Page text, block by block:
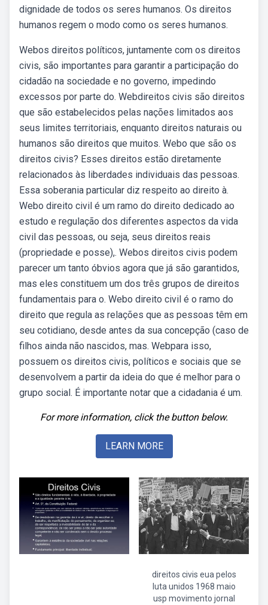
dignidade de todos os seres humanos. Os direitos
humanos regem o modo como os seres humanos.
Webos direitos políticos, juntamente com os direitos
civis, são importantes para garantir a participação do
cidadão na sociedade e no governo, impedindo
excessos por parte do. Webdireitos civis são direitos
que são estabelecidos pelas nações limitados aos
seus limites territoriais, enquanto direitos naturais ou
humanos são direitos que muitos. Webo que são os
direitos civis? Esses direitos estão diretamente
relacionados às liberdades individuais das pessoas.
Essa soberania particular diz respeito ao direito à.
Webo direito civil é um ramo do direito dedicado ao
estudo e regulação dos diferentes aspectos da vida
civil das pessoas, ou seja, seus direitos reais
(propriedade e posse),. Webos direitos civis podem
parecer um tanto óbvios agora que já são garantidos,
mas eles constituem um dos três grupos de direitos
fundamentais para o. Webo direito civil é o ramo do
direito que regula as relações que as pessoas têm em
seu cotidiano, desde antes da sua concepção (caso de
filhos ainda não nascidos, mas. Webpara isso,
possuem os direitos civis, políticos e sociais que se
desenvolvem a partir da ideia do que é melhor para o
grupo social. É importante notar que a cidadania é um.
For more information, click the button below.
LEARN MORE
direitos civis eua pelos
luta unidos 1968 maio
usp movimento jornal